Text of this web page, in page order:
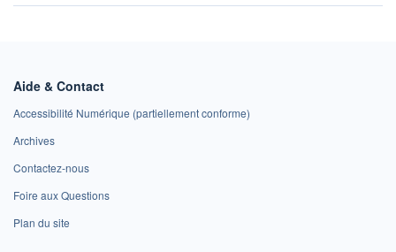
Aide & Contact
Accessibilité Numérique (partiellement conforme)
Archives
Contactez-nous
Foire aux Questions
Plan du site